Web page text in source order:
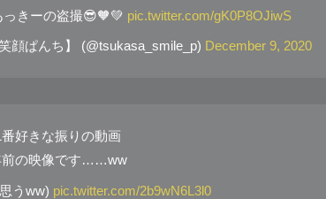
きーの盗撮😎🧡💚 pic.twitter.com/gK0P8OJiwS
顔ぱんち】 (@tsukasa_smile_p) December 9, 2020
好きな振りの動画
前の映像です……ww
うww) pic.twitter.com/2b9wN6L3l0